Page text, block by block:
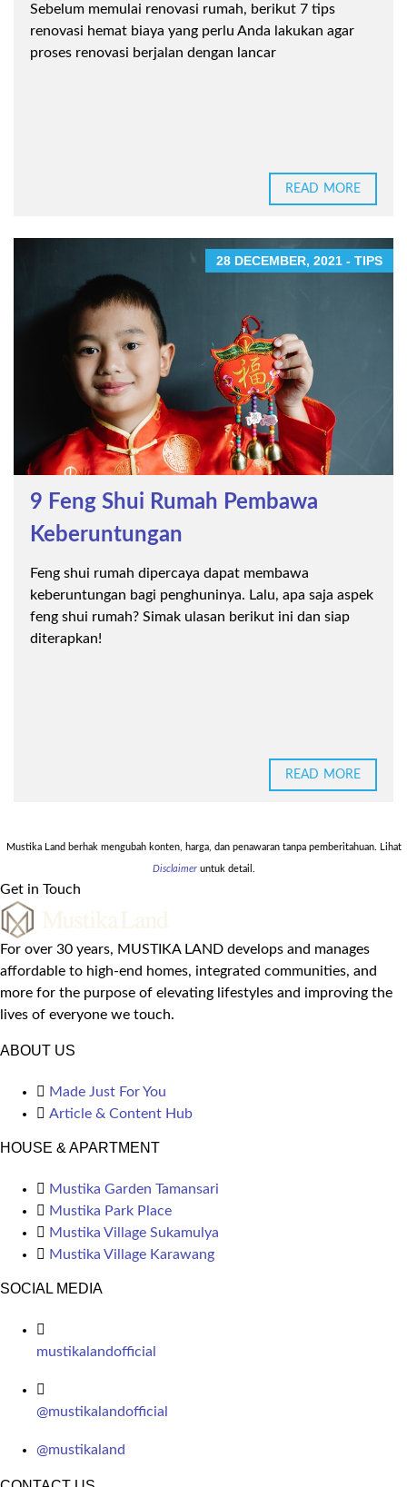
Sebelum memulai renovasi rumah, berikut 7 tips
renovasi hemat biaya yang perlu Anda lakukan agar
proses renovasi berjalan dengan lancar
READ MORE
28 DECEMBER, 2021 - TIPS
9 Feng Shui Rumah Pembawa
Keberuntungan
Feng shui rumah dipercaya dapat membawa
keberuntungan bagi penghuninya. Lalu, apa saja aspek
feng shui rumah? Simak ulasan berikut ini dan siap
diterapkan!
READ MORE
Mustika Land berhak mengubah konten, harga, dan penawaran tanpa pemberitahuan. Lihat
Disclaimeruntuk detail.
Get in Touch
For over 30 years, MUSTIKA LAND develops and manages
affordable to high-end homes, integrated communities, and
more for the purpose of elevating lifestyles and improving the
lives of everyone we touch.
ABOUT US
Made Just For You
Article & Content Hub
HOUSE & APARTMENT
Mustika Garden Tamansari
Mustika Park Place
Mustika Village Sukamulya
Mustika Village Karawang
SOCIAL MEDIA
mustikalandofficial
@mustikalandofficial
@mustikaland